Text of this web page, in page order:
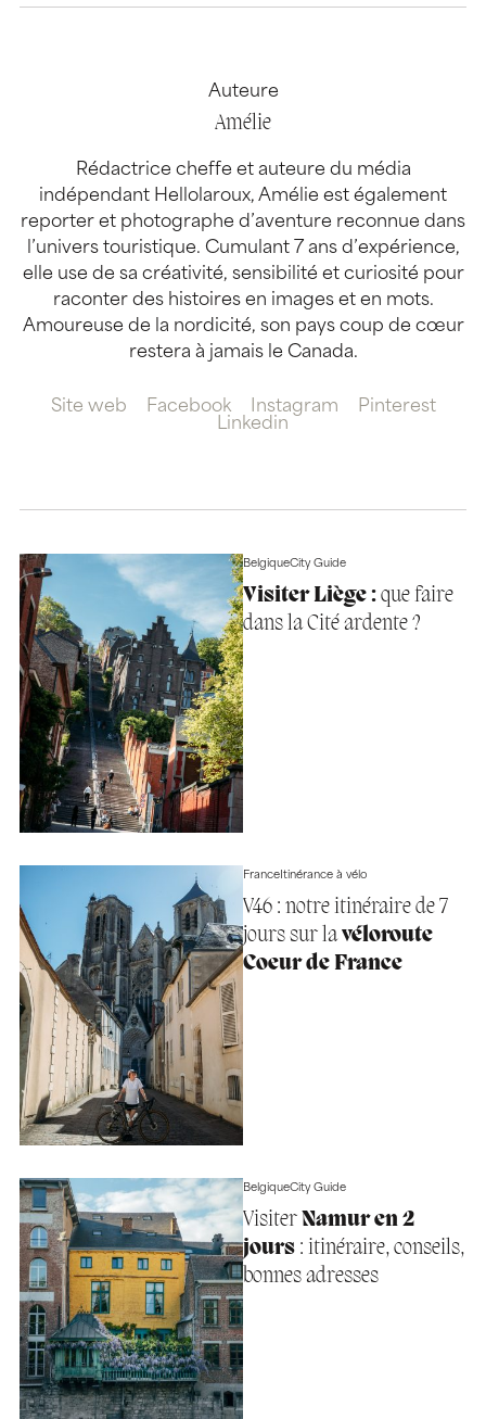
Auteure
Amélie
Rédactrice cheffe et auteure du média
indépendant Hellolaroux, Amélie est également
reporter et photographe d’aventure reconnue dans
l’univers touristique. Cumulant 7 ans d’expérience,
elle use de sa créativité, sensibilité et curiosité pour
raconter des histoires en images et en mots.
Amoureuse de la nordicité, son pays coup de cœur
restera à jamais le Canada.
Site web Facebook Instagram
Pinterest
Linkedin
BelgiqueCity Guide
Visiter Liège :que faire
dans la Cité ardente ?
FranceItinérance à vélo
V46 : notre itinéraire de 7
jours sur lavéloroute
Coeur de France
BelgiqueCity Guide
VisiterNamur en 2
jours: itinéraire, conseils,
bonnes adresses